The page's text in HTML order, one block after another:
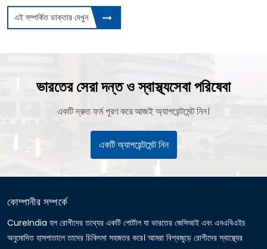
এই সম্পর্কিত ডাক্তার দেখুন
ভারতের সেরা দন্ত ও স্বাস্থ্যসেবা পরিষেবা
একটি দ্রুত ফর্ম পূরণ করে আজই অ্যাপয়েন্টমেন্ট নিন।
একটি অ্যাপয়েন্টমেন্ট নিন
কোম্পানীর সম্পর্কে
CureIndia হল রোগীদের তথ্যের একটি পোর্টাল যা ভারতের জেসিআই এবং এনএবিএইচ
অনুমোদিত হাসপাতালে তাদের চিকিৎসা সহজতর করে। আমরা বিশ্বজুড়ে রোগীদের স্বাস্থ্যের